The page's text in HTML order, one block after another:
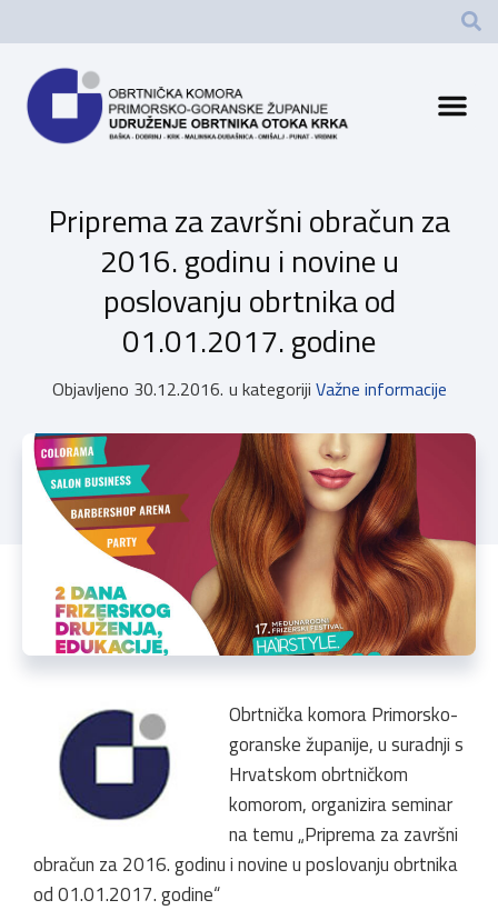
Priprema za završni obračun za
2016. godinu i novine u
poslovanju obrtnika od
01.01.2017. godine
Objavljeno 30.12.2016. u kategoriji Važne informacije
Obrtnička komora Primorsko-
goranske županije, u suradnji s
Hrvatskom obrtničkom
komorom, organizira seminar
na temu „Priprema za završni
obračun za 2016. godinu i novine u poslovanju obrtnika
od 01.01.2017. godine“